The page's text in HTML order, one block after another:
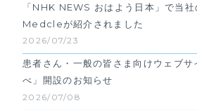
2026/07/23
「NHK NEWS おはよう日本」で当社
Medcleが紹介されました
2026/07/08
患者さん・一般の皆さま向けウェブサ
べ」開設のお知らせ